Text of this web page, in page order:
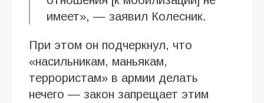
имеет», — заявил Колесник.
При этом он подчеркнул, что
«насильникам, маньякам,
террористам» в армии делать
нечего — закон запрещает этим